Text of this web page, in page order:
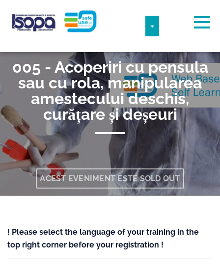
TOGGLE
ISOPA-AISBL
005 - Acoperiri cu pensula
sau cu rola, manipularea
amestecului deschis,
curățare și deșeuri
ACEST EVENIMENT ESTE SOLD OUT
! Please select the language of your training in the
top right corner before your registration !
O.K